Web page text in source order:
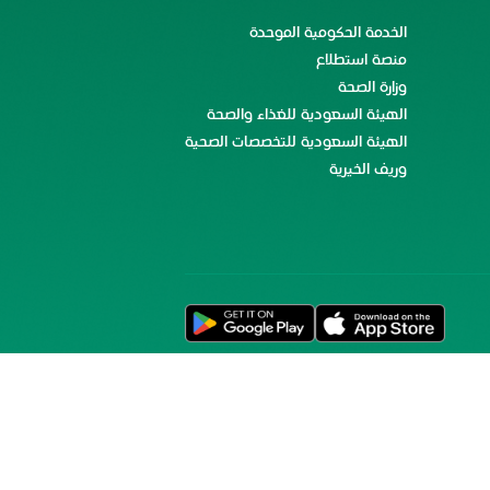
الخدمة الحكومية الموحدة
منصة استطلاع
وزارة الصحة
الهيئة السعودية للغذاء والصحة
الهيئة السعودية للتخصصات الصحية
وريف الخيرية